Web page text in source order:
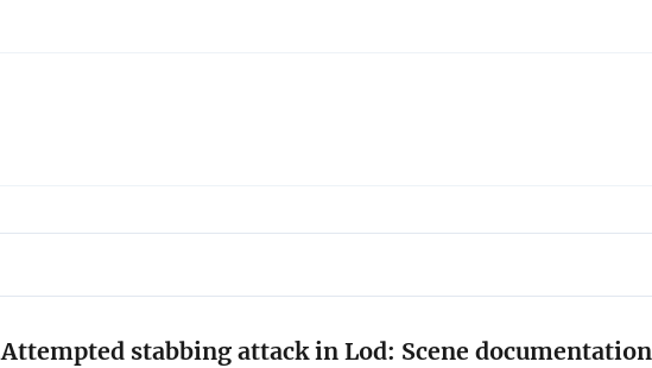
Attempted stabbing attack in Lod: Scene